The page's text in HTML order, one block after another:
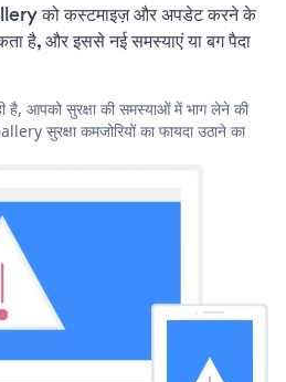
को कस्टमाइज़ और अपडेट करने के
है, और इससे नई समस्याएं या बग पैदा
आपको सुरक्षा की समस्याओं में भाग लेने की
सुरक्षा कमजोरियों का फायदा उठाने का